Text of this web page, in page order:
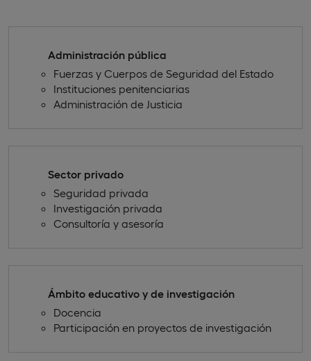
Administración pública
Fuerzas y Cuerpos de Seguridad del Estado
Instituciones penitenciarias
Administración de Justicia
Sector privado
Seguridad privada
Investigación privada
Consultoría y asesoría
Ámbito educativo y de investigación
Docencia
Participación en proyectos de investigación